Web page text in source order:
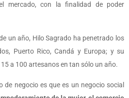
mercado, con la finalidad de poder
un año, Hilo Sagrado ha penetrado los
Puerto Rico, Candá y Europa; y su
a 100 artesanos en tan sólo un año.
de negocio es que es un negocio social